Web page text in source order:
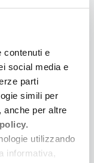
contenuti e
social media e
parti
simili per
anche per altre
utilizzando
informativa,
il brano
diamo
di “Scelto